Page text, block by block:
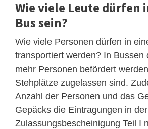
Wie viele Leute dürfen
Bus sein?
Wie viele Personen dürfen in
transportiert werden? In Bussen
mehr Personen befördert
Stehplätze zugelassen sind.
Anzahl der Personen und das
Gepäcks die Eintragungen in der
Zulassungsbescheinigung Teil I